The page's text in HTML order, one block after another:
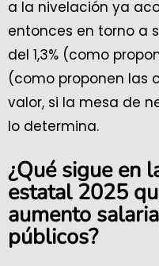
a la nivelación ya
entonces en torno a
del 1,3% (como
(como proponen las
valor, si la mesa de
lo determina.
¿Qué sigue en
estatal 2025
aumento
públicos?